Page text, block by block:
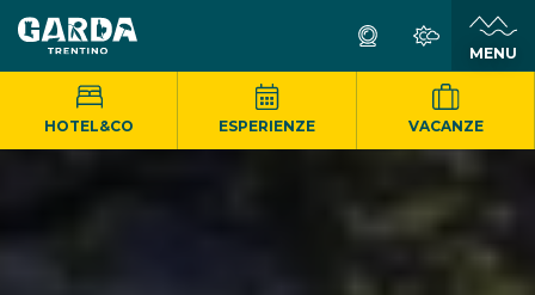
MENU
HOTEL&CO ESPERIENZE VACANZE